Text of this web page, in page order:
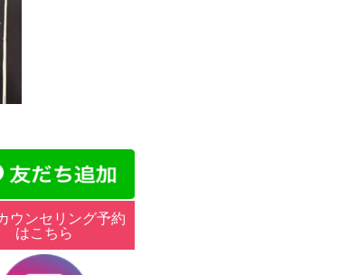
ウンセリング予約
はこちら